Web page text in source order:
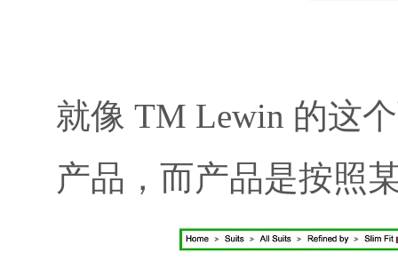
就像 TM Lewin 的这
产品，而产品是按照